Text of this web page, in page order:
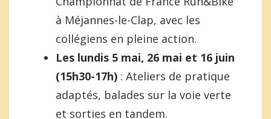
à Méjannes-le-Clap, avec les
collégiens en pleine action.
Les lundis 5 mai, 26 mai et 16 juin
(15h30-17h) : Ateliers de pratique
adaptés, balades sur la voie verte
et sorties en tandem.